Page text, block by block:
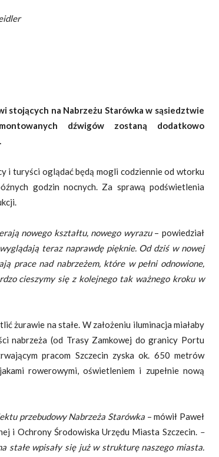
stojących na Nabrzeżu Starówka w sąsiedztwie
dźwigów zostaną dodatkowo
i turyści oglądać będą mogli codziennie od wtorku
godzin nocnych. Za sprawą podświetlenia
nowego kształtu, nowego wyrazu– powiedział
teraz naprawdę pięknie. Od dziś w nowej
prace nad nabrzeżem, które w pełni odnowione,
cieszymy się z kolejnego tak ważnego kroku w
żurawie na stałe. W założeniu iluminacja miałaby
nabrzeża (od Trasy Zamkowej do granicy Portu
pracom Szczecin zyska ok. 650 metrów
rowerowymi, oświetleniem i zupełnie nową
przebudowy Nabrzeża Starówka – mówił Paweł
i Ochrony Środowiska Urzędu Miasta Szczecin. –
stałe wpisały się już w strukturę naszego miasta.